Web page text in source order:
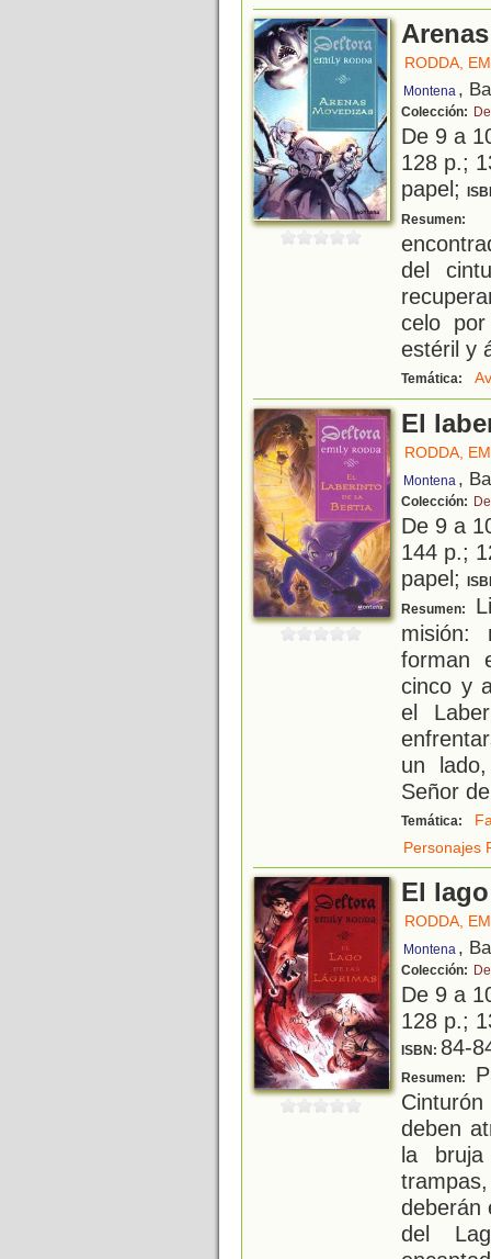
RODDA,
Montena ,
Colección:
De 9 a
128 p.;
papel;
Resumen:
del
celo
estéril y
Temática:
El
RODDA,
Montena ,
Colección:
De 9 a
144 p.;
papel;
Resumen:
misión:
forman
cinco y
el
un
Señor
Temática:
Personajes
El
RODDA,
Montena ,
Colección:
De 9 a
128 p.;
ISBN: 84-
Resumen:
deben
la bruja
deberán
del